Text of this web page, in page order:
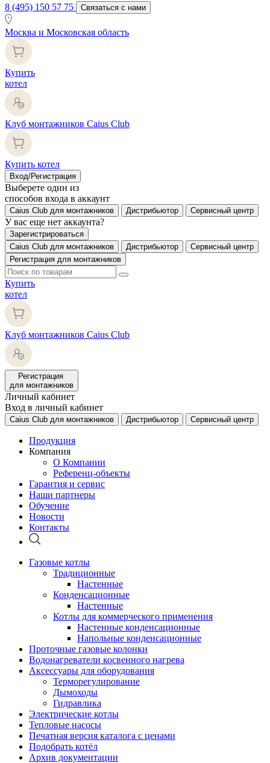
8 (495) 150 57 75 Связаться с нами
Москва и Московская область
Купить
котел
Клуб монтажников Caius Club
Купить котел
Вход/Регистрация
Выберете один из
способов входа в аккаунт
Caius Club для монтажников Дистрибьютор Сервисный центр
У вас еще нет аккаунта?
Зарегистрироваться
Caius Club для монтажников
Дистрибьютор
Сервисный центр
Регистрация для монтажников
Купить
котел
Клуб монтажников Caius Club
Регистрация
для монтажников
Личный кабинет
Вход в личный кабинет
Caius Club для монтажников Дистрибьютор Сервисный центр
Продукция
Компания
О Компании
Референц-объекты
Гарантия и сервис
Наши партнеры
Обучение
Новости
Контакты
Газовые котлы
Традиционные
Настенные
Конденсационные
Настенные
Котлы для коммерческого применения
Настенные конденсационные
Напольные конденсационные
Проточные газовые колонки
Водонагреватели косвенного нагрева
Аксессуары для оборудования
Терморегулирование
Дымоходы
Гидравлика
Электрические котлы
Тепловые насосы
Печатная версия каталога с ценами
Подобрать котёл
Архив документации